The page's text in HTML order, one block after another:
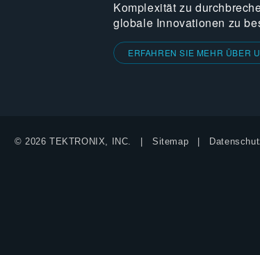
Komplexität zu
globale Innovationen zu
ERFAHREN SIE MEHR ÜBER
© 2026 TEKTRONIX, INC. Sitemap